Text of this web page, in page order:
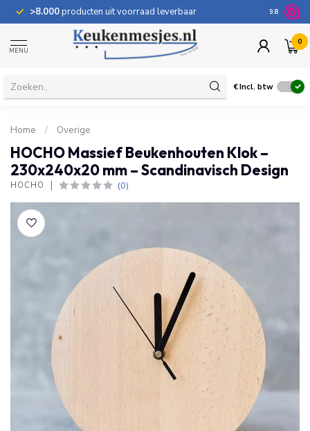
>8.000producten uit voorraad leverbaar 100
9.8
MENU
0
€Incl. btw
Home / Overige
HOCHO Massief Beukenhouten Klok –
230x240x20 mm – Scandinavisch Design
HOCHO (0)